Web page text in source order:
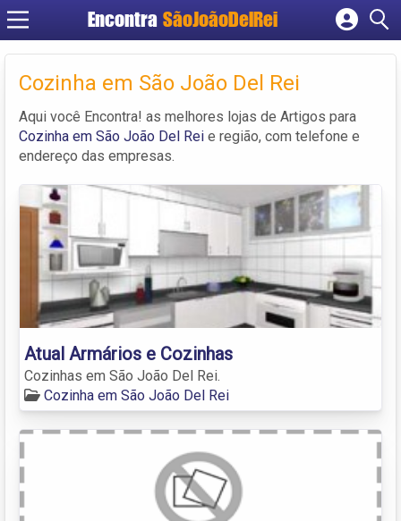
Encontra SãoJoãoDelRei
Cadastrar empresa
Fazer login
Criar conta
Cozinha em São João Del Rei
Aqui você Encontra! as melhores lojas de Artigos para
Cozinha em São João Del Rei e região, com telefone e
endereço das empresas.
Atual Armários e Cozinhas
Cozinhas em São João Del Rei.
Cozinha em São João Del Rei